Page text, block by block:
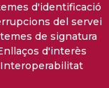
d'identificació
del servei
de signatura
d'interès
Interoperabilitat